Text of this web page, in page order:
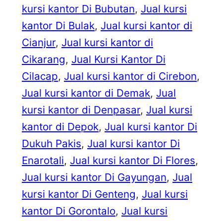
kursi kantor Di Bubutan, Jual kursi
kantor Di Bulak, Jual kursi kantor di
Cianjur, Jual kursi kantor di
Cikarang, Jual Kursi Kantor Di
Cilacap, Jual kursi kantor di Cirebon
Jual kursi kantor di Demak, Jual
kursi kantor di Denpasar, Jual kursi
kantor di Depok, Jual kursi kantor Di
Dukuh Pakis, Jual kursi kantor Di
Enarotali, Jual kursi kantor Di Flores
Jual kursi kantor Di Gayungan, Jual
kursi kantor Di Genteng, Jual kursi
kantor Di Gorontalo, Jual kursi